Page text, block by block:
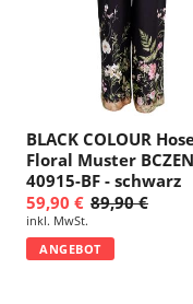
BLACK COLOUR
Floral Muster
40915-BF - schwarz
59,90 € 89,90 €
inkl. MwSt.
ANGEBOT